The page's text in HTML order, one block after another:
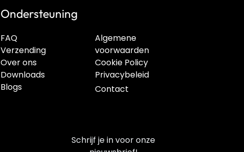
Algemene
voorwaarden
Cookie Policy
Privacybeleid
FAQ
Verzending
Over ons
Downloads
Blogs
Ondersteuning
Contact
Schrijf je in voor onze